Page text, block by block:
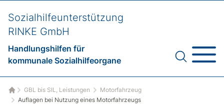
Sozialhilfeunterstützung
RINKE GmbH
Handlungshilfen für
kommunale Sozialhilfeorgane
Startseite
GBL bis SIL, Leistungen
Motorfahrzeug
Auflagen bei Nutzung eines Motorfahrzeugs